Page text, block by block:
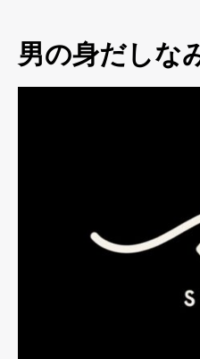
男の身だしな